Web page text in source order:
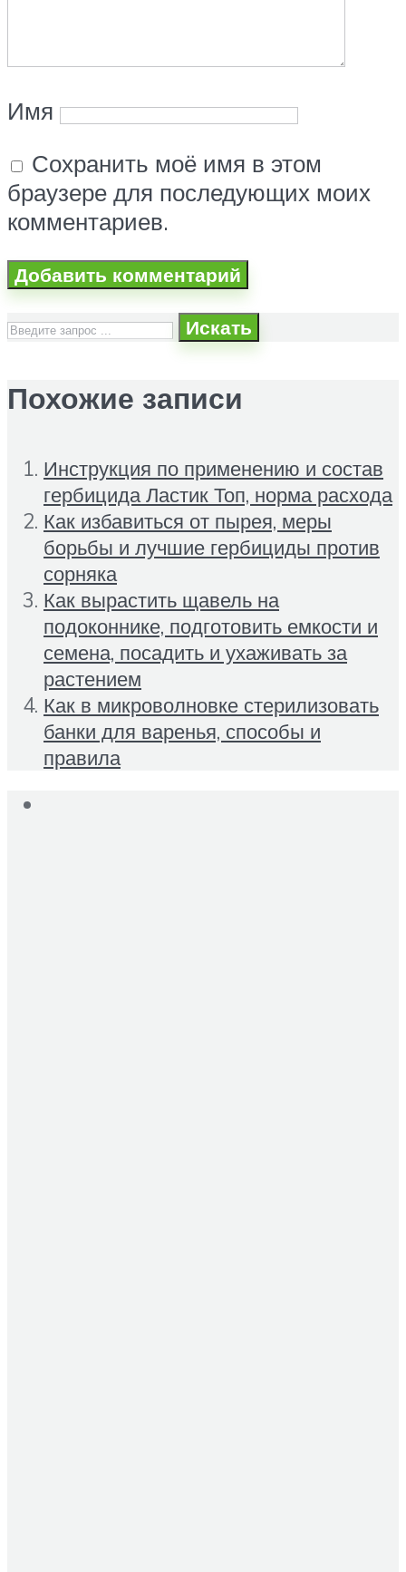
Имя
Сохранить моё имя в этом
браузере для последующих моих
комментариев.
Искать
Похожие записи
Инструкция по применению и состав
гербицида Ластик Топ, норма расхода
Как избавиться от пырея, меры
борьбы и лучшие гербициды против
сорняка
Как вырастить щавель на
подоконнике, подготовить емкости и
семена, посадить и ухаживать за
растением
Как в микроволновке стерилизовать
банки для варенья, способы и
правила